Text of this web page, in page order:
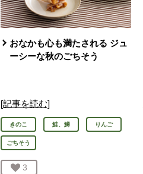
おなかも心も満たされる ジュ
ーシーな秋のごちそう
[記事を読む]
きのこ 鮭、鱒 りんご
ごちそう
お気に入り登録：
3